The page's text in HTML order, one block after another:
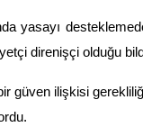
yasayı
direnişçi olduğu
güven ilişkisi